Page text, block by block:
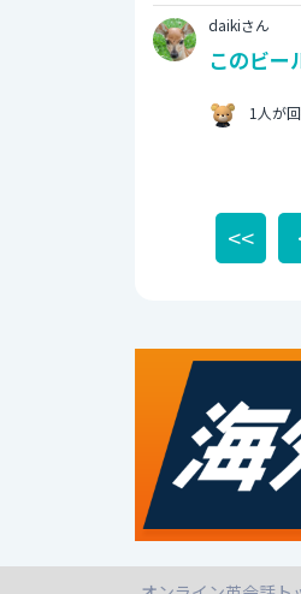
daikiさん
このビー
1人が
<<